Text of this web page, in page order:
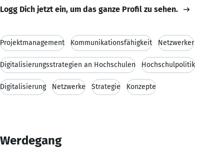
Logg Dich jetzt ein, um das ganze Profil zu sehen.
Projektmanagement Kommunikationsfähigkeit Netzwerker
Digitalisierungsstrategien an Hochschulen Hochschulpolitik
Digitalisierung Netzwerke Strategie Konzepte
Werdegang